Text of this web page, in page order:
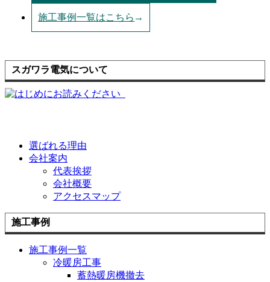
施工事例一覧はこちら
スガワラ電気について
選ばれる理由
会社案内
代表挨拶
会社概要
アクセスマップ
施工事例
施工事例一覧
冷暖房工事
蓄熱暖房機撤去